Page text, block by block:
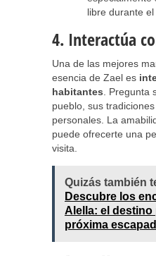
libre durante el
4. Interactúa
Una de las mejores
esencia de Zael es
habitantes .
pueblo, sus
personales. La
puede ofrecerte una
visita.
Quizás también
Descubre los
Alella: el destino
próxima